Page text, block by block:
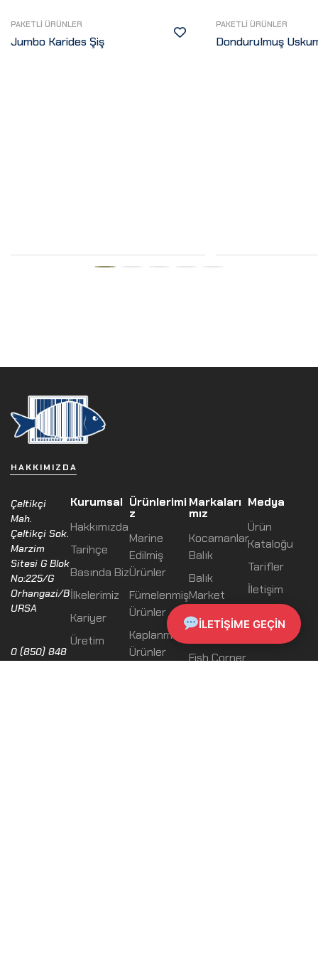
PAKETLI ÜRÜNLER
Jumbo Karides Şiş
PAKETLI ÜRÜNLER
Dondurulmuş
HAKKIMIZDA
Çeltikçi
Mah.
Çeltikçi Sok.
Marzim
Sitesi G Blok
No:225/G
Orhangazi/B
URSA
0 (850) 848
Kurumsal
Hakkımızda
Tarihçe
Basında Biz
İlkelerimiz
Kariyer
Üretim
Ürünlerimi
z
Marine
Edilmiş
Ürünler
Fümelenmiş
Ürünler
Kaplanmış
Ürünler
Markaları
mız
Kocamanlar
Balık
Balık
Market
Master
Fish Corner
Medya
Ürün
Kataloğu
Tarifler
İletişim
İLETIŞIME GEÇIN